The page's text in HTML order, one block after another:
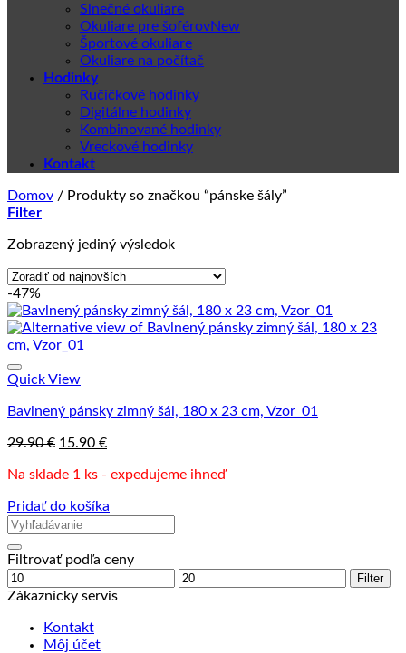
Slnečné okuliare
Okuliare pre šoférov
Športové okuliare
Okuliare na počítač
Hodinky
Ručičkové hodinky
Digitálne hodinky
Kombinované hodinky
Vreckové hodinky
Kontakt
Domov / Produkty so značkou “pánske šály”
Filter
Zobrazený jediný výsledok
-47%
Quick View
Bavlnený pánsky zimný šál, 180 x 23 cm, Vzor_01
29.90€ Pôvodná
bola:
15.90 €Aktuálna
je:
Na sklade 1 ks - expedujeme ihneď
Pridať do košíka
Filtrovať podľa ceny
Minimálna
cena
Maximálna
Filter
Zákaznícky servis
Kontakt
Môj účet